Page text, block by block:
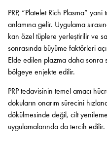
PRP, “Platelet Rich Plasma”
anlamına gelir. Uygulama
kan özel tüplere yerleştirilir ve
sonrasında büyüme faktörleri
Elde edilen plazma daha sonra
bölgeye enjekte edilir.
PRP tedavisinin temel amacı
dokuların onarım sürecini
dökülmesinde değil, cilt
uygulamalarında da tercih edilir.